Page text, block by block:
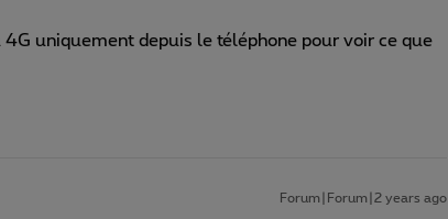
uniquement depuis le téléphone pour voir ce que
Forum|Forum|2 years ago